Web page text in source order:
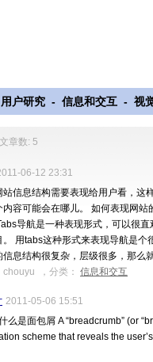
用户研究 - 信息和交互 - 视
章数: 5
06-12 23:31
站信息结构需要表现给用户看，这
内容可能会在哪儿。 如何表现网
导航是一种表现形式，可以很
。 用tabs这种形式来表现导航是
信息结构很复杂，层级很多，那么
chouyu ，分类： 信息和交互
2011-05-06 15:51
么是面包屑 A “breadcrumb” (or
scheme that reveals the